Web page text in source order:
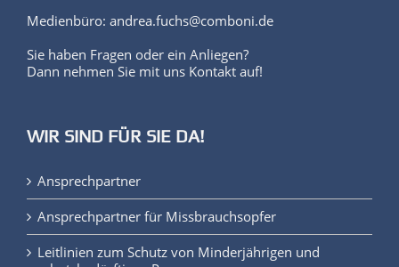
Medienbüro: andrea.fuchs@comboni.de
Sie haben Fragen oder ein Anliegen?
Dann nehmen Sie mit uns Kontakt auf!
WIR SIND FÜR SIE DA!
Ansprechpartner
Ansprechpartner für Missbrauchsopfer
Leitlinien zum Schutz von Minderjährigen und